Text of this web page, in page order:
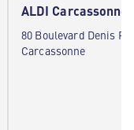
ALDI Carcassonne
80 Boulevard Denis
Carcassonne